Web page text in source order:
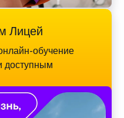
Лицей
обучение
доступным